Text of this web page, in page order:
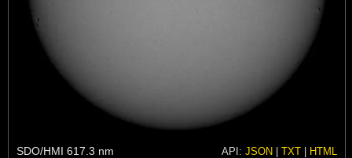
SDO/HMI 617.3 nm API: JSON | TXT | HTML